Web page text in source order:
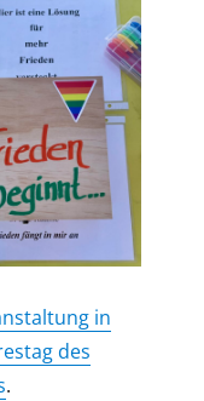
in
des
.